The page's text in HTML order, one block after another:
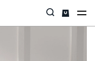
Taren